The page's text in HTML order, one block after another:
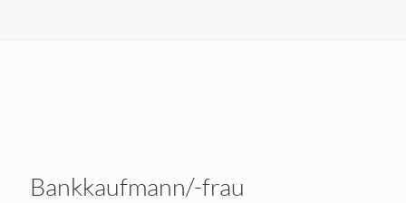
Bankkaufmann/-frau